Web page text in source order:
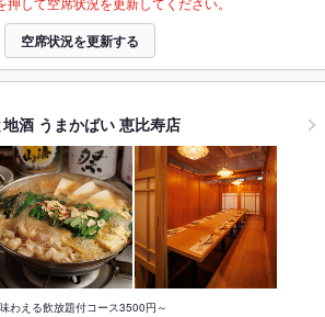
空席状況を更新する
酒 うまかばい 恵比寿店
わえる飲放題付コース3500円～